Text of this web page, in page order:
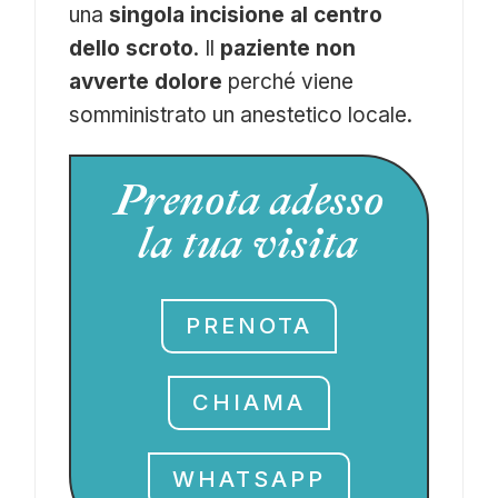
una singola incisione al centro
dello scroto. Il paziente non
avverte dolore perché viene
somministrato un anestetico locale.
Prenota adesso
la tua visita
PRENOTA
CHIAMA
WHATSAPP